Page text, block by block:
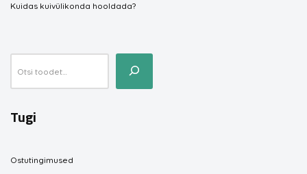
Kuidas kuivülikonda hooldada?
Tugi
Ostutingimused